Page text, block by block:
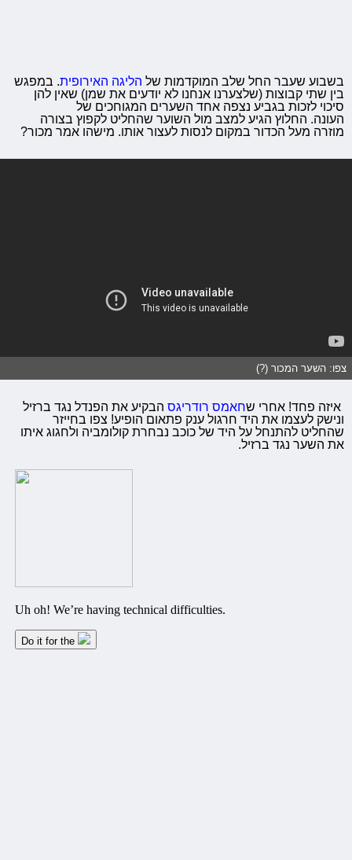
בשבוע שעבר החל שלב המוקדמות של הליגה האירופית. במפגש
בין שתי קבוצות (שלצערנו אנחנו לא יודעים את שמן) שאין להן
סיכוי לזכות בגביע נצפה אחד השערים המגוחכים של
העונה. החלוץ הגיע למצב מול השוער שהחליט לקפוץ בצורה
מוזרה מעל הכדור במקום לנסות לעצור אותו. מישהו אמר מכור?
צפו: השער המכור (?)
איזה פחד! אחרי שחאמס רודריגס הבקיע את הפנדל נגד ברזיל
ונישק לעצמו את היד חרגול ענק פתאום הופיע! צפו בחייזר
שהחליט להתנחל על היד של כוכב נבחרת קולומביה ולחגוג איתו
את השער נגד ברזיל.